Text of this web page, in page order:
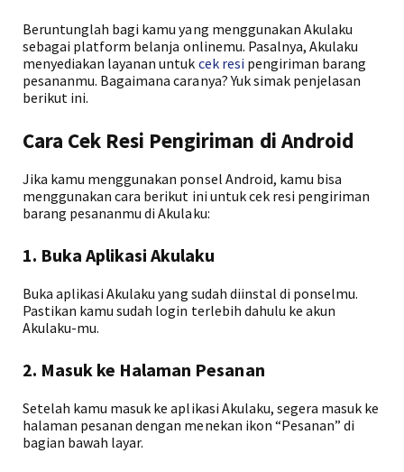
Beruntunglah bagi kamu yang menggunakan Akulaku
sebagai platform belanja onlinemu. Pasalnya, Akulaku
menyediakan layanan untuk cek resi pengiriman barang
pesananmu. Bagaimana caranya? Yuk simak penjelasan
berikut ini.
Cara Cek Resi Pengiriman di Android
Jika kamu menggunakan ponsel Android, kamu bisa
menggunakan cara berikut ini untuk cek resi pengiriman
barang pesananmu di Akulaku:
1. Buka Aplikasi Akulaku
Buka aplikasi Akulaku yang sudah diinstal di ponselmu.
Pastikan kamu sudah login terlebih dahulu ke akun
Akulaku-mu.
2. Masuk ke Halaman Pesanan
Setelah kamu masuk ke aplikasi Akulaku, segera masuk ke
halaman pesanan dengan menekan ikon “Pesanan” di
bagian bawah layar.